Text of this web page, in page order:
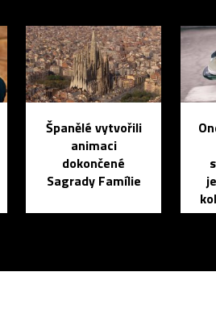
Španělé vytvořili
animaci
dokončené
Sagrady Famílie